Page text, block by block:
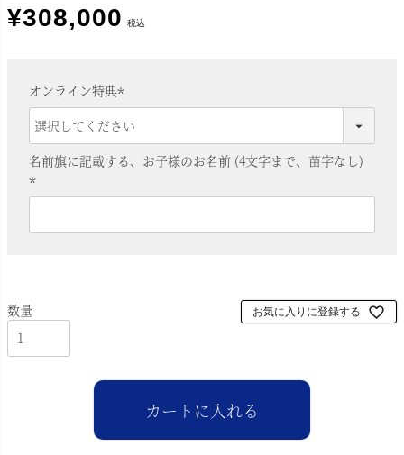
¥308,000 税込
オンライン特典
必
須
)
名前旗に記載する、お子様のお名前 (4文字まで、苗字なし)
(
お気に入りに登録する
カートに入れる